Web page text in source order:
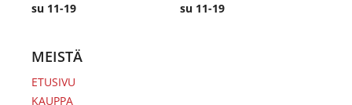
su 11-19
su 11-19
MEISTÄ
ETUSIVU
KAUPPA